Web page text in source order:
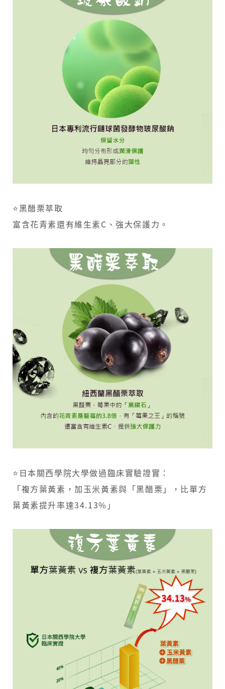
⭐黑醋栗萃取
富含花青素還有維生素C、強大保護力。
⭐日本關西學院大學做過臨床實驗證實：
「複方葉黃素，加玉米黃素與「黑醋栗」，比單方
葉黃素提升率達34.13%」